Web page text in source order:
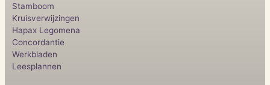
Stamboom
Kruisverwijzingen
Hapax Legomena
Concordantie
Werkbladen
Leesplannen